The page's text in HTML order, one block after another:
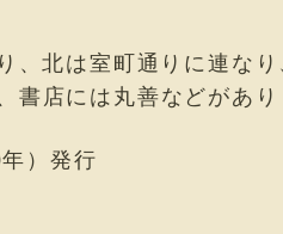
、北は室町通りに連な
書店には丸善などがあ
）発行